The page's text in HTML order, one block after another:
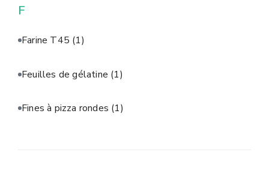
F
Farine T45 (1)
Feuilles de gélatine (1)
Fines à pizza rondes (1)